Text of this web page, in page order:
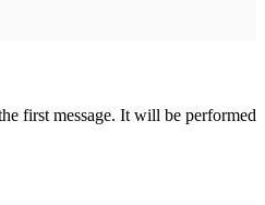
first message. It will be performed